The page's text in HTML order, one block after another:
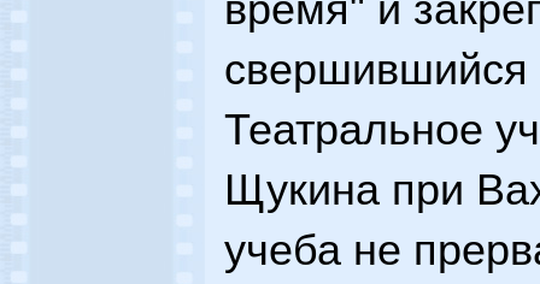
свершившийся
Театральное
Щукина при
учеба не